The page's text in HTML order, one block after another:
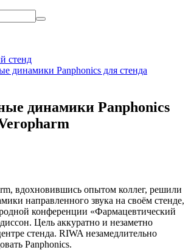
стенд
динамики Panphonics для стенда
динамики Panphonics
вдохновившись опытом коллег, решили
направленного звука на своём стенде,
конференции «Фармацевтический
Цель аккуратно и незаметно
стенда. RIWA незамедлительно
Panphonics.